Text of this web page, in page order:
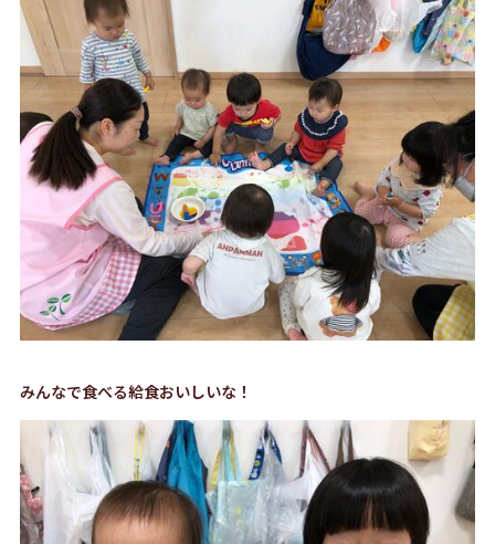
みんなで食べる給食おいしいな！